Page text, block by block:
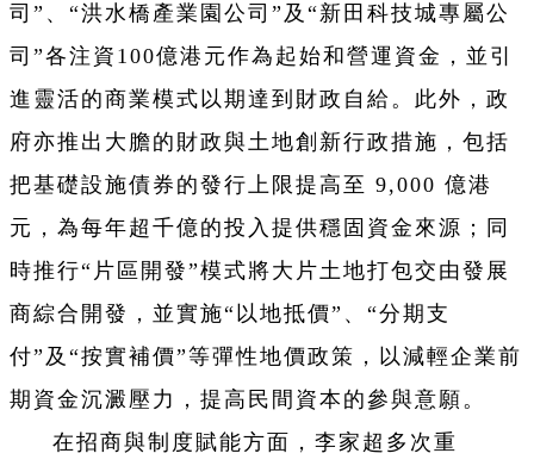
司”、“洪水橋產業園公司”及“新田科技城專屬公
司”各注資100億港元作為起始和營運資金，並引
進靈活的商業模式以期達到財政自給。此外，政
府亦推出大膽的財政與土地創新行政措施，包括
把基礎設施債券的發行上限提高至 9,000 億港
元，為每年超千億的投入提供穩固資金來源；同
時推行“片區開發”模式將大片土地打包交由發展
商綜合開發，並實施“以地抵價”、“分期支
付”及“按實補價”等彈性地價政策，以減輕企業前
期資金沉澱壓力，提高民間資本的參與意願。
在招商與制度賦能方面，李家超多次重